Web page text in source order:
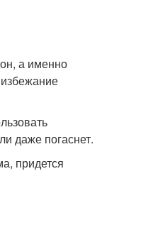
а именно
даже погаснет.
придется